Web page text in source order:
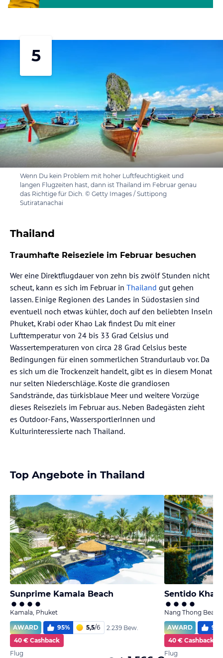
5
Wenn Du kein Problem mit hoher Luftfeuchtigkeit und
langen Flugzeiten hast, dann ist Thailand im Februar genau
das Richtige für Dich. © Getty Images / Suttipong
Sutiratanachai
Thailand
Traumhafte Reiseziele im Februar besuchen
Wer eine Direktflugdauer von zehn bis zwölf Stunden nicht
scheut, kann es sich im Februar in Thailand gut gehen
lassen. Einige Regionen des Landes in Südostasien sind
eventuell noch etwas kühler, doch auf den beliebten Inseln
Phuket, Krabi oder Khao Lak findest Du mit einer
Lufttemperatur von 24 bis 33 Grad Celsius und
Wassertemperaturen von circa 28 Grad Celsius beste
Bedingungen für einen sommerlichen Strandurlaub vor. Da
es sich um die Trockenzeit handelt, gibt es in diesem Monat
nur selten Niederschläge. Koste die grandiosen
Sandstrände, das türkisblaue Meer und weitere Vorzüge
dieses Reiseziels im Februar aus. Neben Badegästen zieht
es Outdoor-Fans, WassersportlerInnen und
Kulturinteressierte nach Thailand.
Top Angebote in Thailand
Sunprime Kamala Beach
Kamala, Phuket
AWARD
95% 5,5/6
2.239 Bew.
40 € Cashback
Flug
Sentido Khao
Nang Thong
AWARD
97
40 € Cashback
Flug